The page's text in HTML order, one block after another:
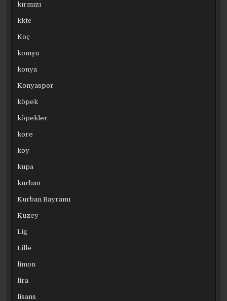
kırmızı
kktc
Koç
komşu
konya
Konyaspor
köpek
köpekler
kore
köy
kupa
kurban
Kurban Bayramı
Kuzey
Lig
Lille
limon
lira
lisans